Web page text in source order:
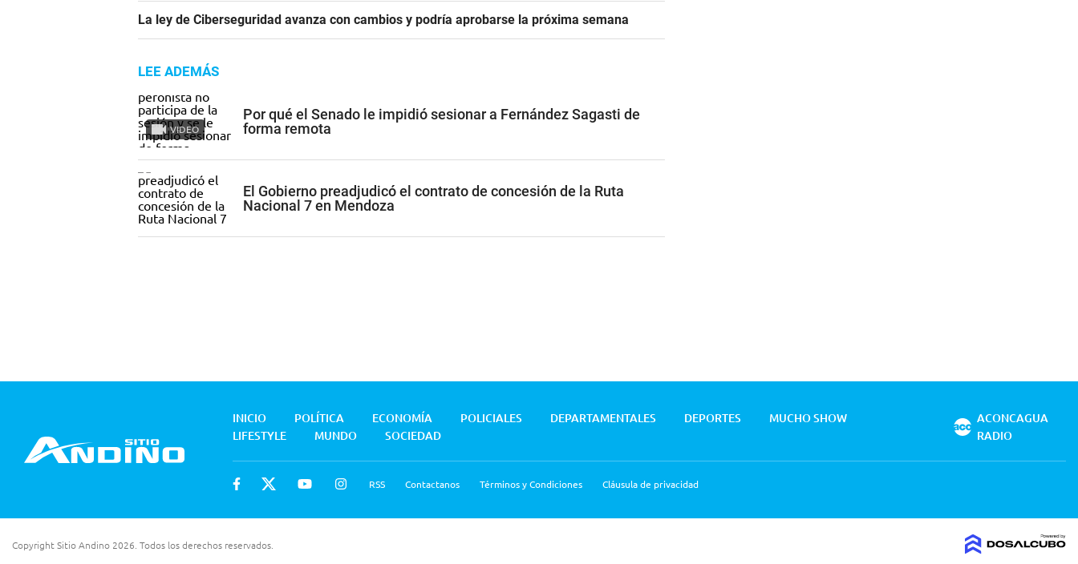
La ley de Ciberseguridad avanza con cambios y podría aprobarse la próxima semana
LEE ADEMÁS
VIDEO
Por qué el Senado le impidió sesionar a Fernández Sagasti de
forma remota
El Gobierno preadjudicó el contrato de concesión de la Ruta
Nacional 7 en Mendoza
INICIO POLÍTICA ECONOMÍA POLICIALES DEPARTAMENTALES DEPORTES
MUCHO SHOW
LIFESTYLE
MUNDO SOCIEDAD
RSS Contactanos Términos y Condiciones Cláusula de privacidad
ACONCAGUA
RADIO
Copyright Sitio Andino 2026. Todos los derechos reservados.